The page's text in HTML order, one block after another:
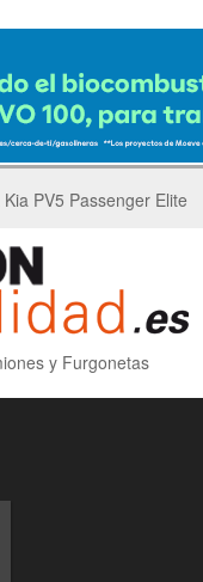
Almería | Encuentro
y Furgonetas